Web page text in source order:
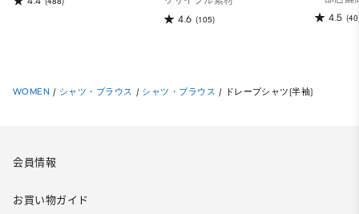
4.6 (105)
4.5
WOMEN / シャツ・ブラウス / シャツ・ブラウス / ドレープシャツ(半袖)
会員情報
お買い物ガイド